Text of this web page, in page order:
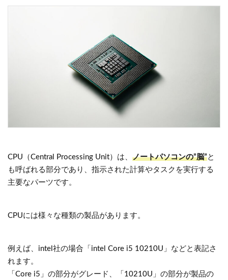
CPU（Central Processing Unit）は、 ノートパソコンの”脳”と
も呼ばれる部分であり、指示された計算やタスクを実行する
主要なパーツです。
CPUには様々な種類の製品があります。
例えば、intel社の場合「intel Core i5 10210U」などと表記さ
れます。
「Core i5」の部分がグレード、「10210U」の部分が製品の